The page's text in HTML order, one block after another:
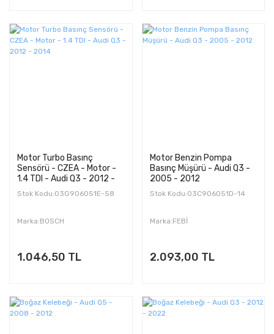
Motor Turbo Basınç
Sensörü - CZEA - Motor -
1.4 TDI - Audi Q3 - 2012 -
2014
Stok Kodu:03G906051E-58
Marka:BOSCH
1.046,50 TL
Motor Benzin Pompa
Basınç Müşürü - Audi Q3 -
2005 - 2012
Stok Kodu:03C906051D-14
Marka:FEBİ
2.093,00 TL